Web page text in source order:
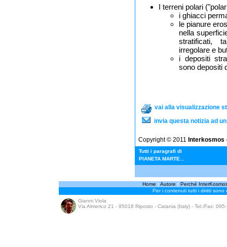
I terreni polari
i ghiacci
le pianure
nella
stratificati,
irregolare e
i depositi
sono depositi
vai alla visualizzazione
invia questa notizia ad
Copyright © 2011 Interkosmos
Tutti i paragrafi di
PIANETA MARTE...
Home | Autore | Perché
Per i contenuti tutti i diritti sono
Gianni Viola
Via Almerico 21 - 95018 Riposto - Catania (Italy) - Tel./Fax: